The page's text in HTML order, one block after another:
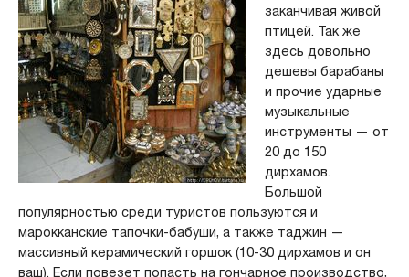
заканчивая живой
птицей. Так же
здесь довольно
дешевы барабаны
и прочие ударные
музыкальные
инструменты — от
20 до 150
дирхамов.
Большой
популярностью среди туристов пользуются и
марокканские тапочки-бабуши, а также таджин —
массивный керамический горшок (10-30 дирхамов и он
ваш). Если повезет попасть на гончарное производство,